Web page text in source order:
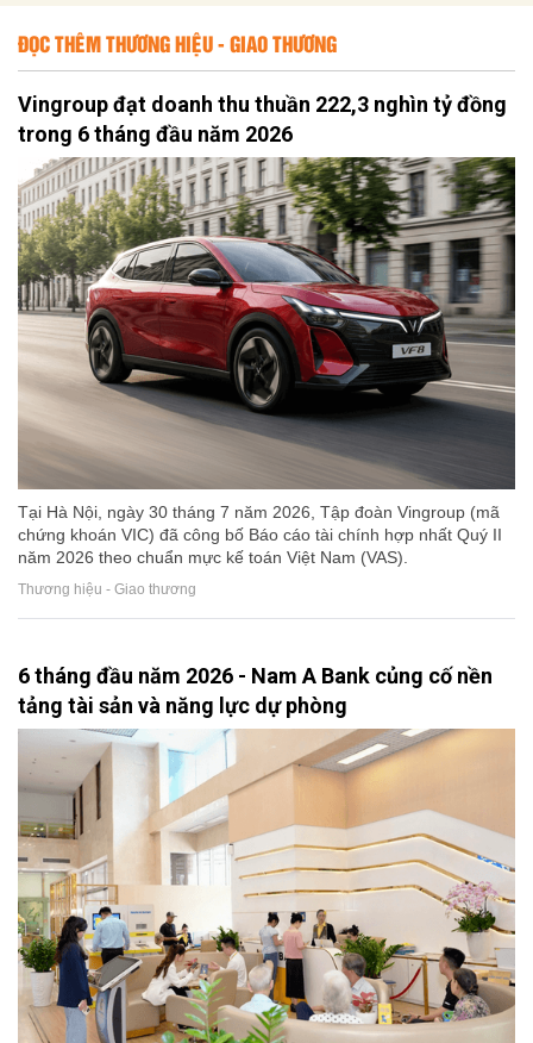
ĐỌC THÊM THƯƠNG HIỆU - GIAO THƯƠNG
Vingroup đạt doanh thu thuần 222,3 nghìn tỷ đồng
trong 6 tháng đầu năm 2026
Tại Hà Nội, ngày 30 tháng 7 năm 2026, Tập đoàn Vingroup (mã
chứng khoán VIC) đã công bố Báo cáo tài chính hợp nhất Quý II
năm 2026 theo chuẩn mực kế toán Việt Nam (VAS).
Thương hiệu - Giao thương
6 tháng đầu năm 2026 - Nam A Bank củng cố nền
tảng tài sản và năng lực dự phòng